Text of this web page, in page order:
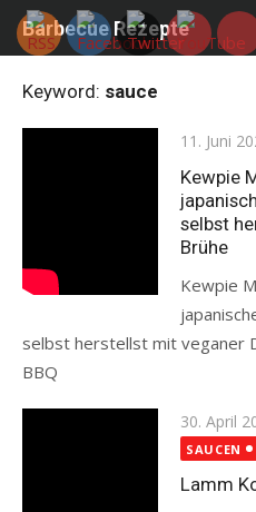
Skip
Barbecue Rezepte
Keyword: sauce
Posted
on
11. Juni
Kewpie
selbst
Brühe
Kewpie
selbst herstellst mit veganer
BBQ
Posted
on
30. April
SAUCEN
Lamm